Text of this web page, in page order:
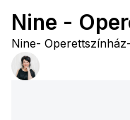
Nine -
Nine-